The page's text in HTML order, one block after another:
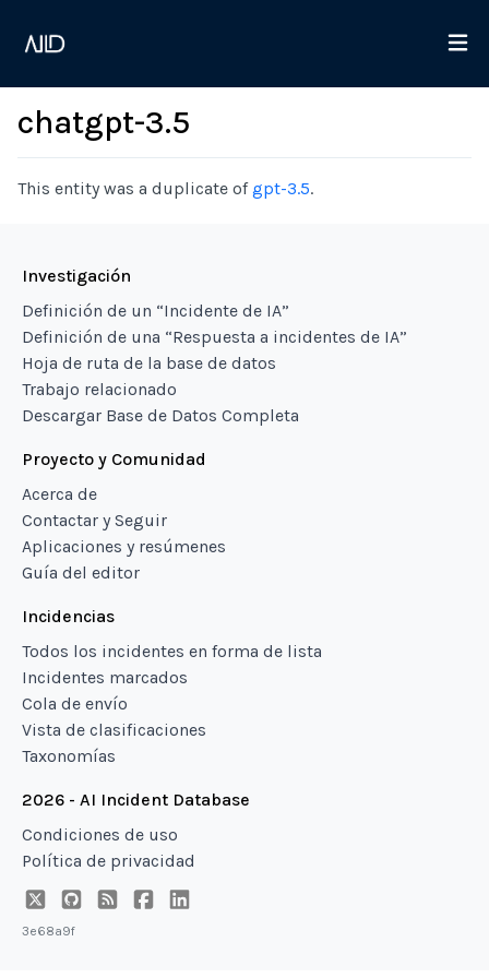
chatgpt-3.5
This entity was a duplicate of gpt-3.5.
Investigación
Definición de un “Incidente de IA”
Definición de una “Respuesta a incidentes de IA”
Hoja de ruta de la base de datos
Trabajo relacionado
Descargar Base de Datos Completa
Proyecto y Comunidad
Acerca de
Contactar y Seguir
Aplicaciones y resúmenes
Guía del editor
Incidencias
Todos los incidentes en forma de lista
Incidentes marcados
Cola de envío
Vista de clasificaciones
Taxonomías
2026 - AI Incident Database
Condiciones de uso
Política de privacidad
3e68a9f